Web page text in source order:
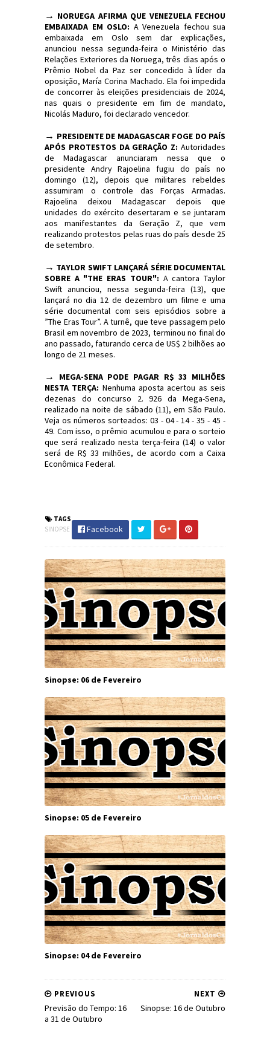
→ NORUEGA AFIRMA QUE VENEZUELA FECHOU
EMBAIXADA EM OSLO: A Venezuela fechou sua
embaixada em Oslo sem dar explicações,
anunciou nessa segunda-feira o Ministério das
Relações Exteriores da Noruega, três dias após o
Prêmio Nobel da Paz ser concedido à líder da
oposição, María Corina Machado. Ela foi impedida
de concorrer às eleições presidenciais de 2024,
nas quais o presidente em fim de mandato,
Nicolás Maduro, foi declarado vencedor.
→ PRESIDENTE DE MADAGASCAR FOGE DO PAÍS
APÓS PROTESTOS DA GERAÇÃO Z: Autoridades
de Madagascar anunciaram nessa que o
presidente Andry Rajoelina fugiu do país no
domingo (12), depois que militares rebeldes
assumiram o controle das Forças Armadas.
Rajoelina deixou Madagascar depois que
unidades do exército desertaram e se juntaram
aos manifestantes da Geração Z, que vem
realizando protestos pelas ruas do país desde 25
de setembro.
→ TAYLOR SWIFT LANÇARÁ SÉRIE DOCUMENTAL
SOBRE A "THE ERAS TOUR": A cantora Taylor
Swift anunciou, nessa segunda-feira (13), que
lançará no dia 12 de dezembro um filme e uma
série documental com seis episódios sobre a
”The Eras Tour”. A turnê, que teve passagem pelo
Brasil em novembro de 2023, terminou no final do
ano passado, faturando cerca de US$ 2 bilhões ao
longo de 21 meses.
→
MEGA-SENA PODE PAGAR R$ 33 MILHÕES
NESTA TERÇA: Nenhuma aposta acertou as seis
dezenas do concurso 2. 926 da Mega-Sena,
realizado na noite de sábado (11), em São Paulo.
Veja os números sorteados: 03 - 04 - 14 - 35 - 45 -
49. Com isso, o prêmio acumulou e para o sorteio
que será realizado nesta terça-feira (14) o valor
será de R$ 33 milhões, de acordo com a Caixa
Econômica Federal.
TAGS
SINOPSE
Facebook
Sinopse: 06 de Fevereiro
Sinopse: 05 de Fevereiro
Sinopse: 04 de Fevereiro
NEXT
Sinopse: 16 de Outubro
PREVIOUS
Previsão do Tempo: 16
a 31 de Outubro